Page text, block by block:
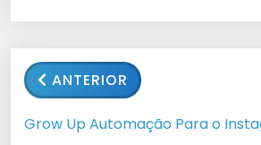
ANTERIOR
Grow Up Automação Para o